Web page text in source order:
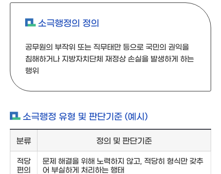
소극행정의 정의
공무원의 부작위 또는 직무태만 등으로 국민의 권익을
침해하거나 지방자치단체 재정상 손실을 발생하게 하는
행위
소극행정 유형 및 판단기준 (예시)
분류 정의 및 판단기준
적당
편의
문제 해결을 위해 노력하지 않고, 적당히 형식만 갖추
어 부실하게 처리하는 행태